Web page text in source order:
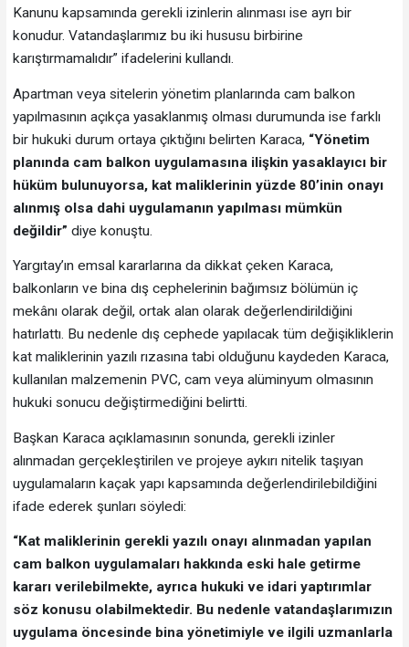
Kanunu kapsamında gerekli izinlerin alınması ise ayrı bir
konudur. Vatandaşlarımız bu iki hususu birbirine
karıştırmamalıdır” ifadelerini kullandı.
Apartman veya sitelerin yönetim planlarında cam balkon
yapılmasının açıkça yasaklanmış olması durumunda ise farklı
bir hukuki durum ortaya çıktığını belirten Karaca, “Yönetim
planında cam balkon uygulamasına ilişkin yasaklayıcı bir
hüküm bulunuyorsa, kat maliklerinin yüzde 80’inin onayı
alınmış olsa dahi uygulamanın yapılması mümkün
değildir” diye konuştu.
Yargıtay’ın emsal kararlarına da dikkat çeken Karaca,
balkonların ve bina dış cephelerinin bağımsız bölümün iç
mekânı olarak değil, ortak alan olarak değerlendirildiğini
hatırlattı. Bu nedenle dış cephede yapılacak tüm değişikliklerin
kat maliklerinin yazılı rızasına tabi olduğunu kaydeden Karaca,
kullanılan malzemenin PVC, cam veya alüminyum olmasının
hukuki sonucu değiştirmediğini belirtti.
Başkan Karaca açıklamasının sonunda, gerekli izinler
alınmadan gerçekleştirilen ve projeye aykırı nitelik taşıyan
uygulamaların kaçak yapı kapsamında değerlendirilebildiğini
ifade ederek şunları söyledi:
“Kat maliklerinin gerekli yazılı onayı alınmadan yapılan
cam balkon uygulamaları hakkında eski hale getirme
kararı verilebilmekte, ayrıca hukuki ve idari yaptırımlar
söz konusu olabilmektedir. Bu nedenle vatandaşlarımızın
uygulama öncesinde bina yönetimiyle ve ilgili uzmanlarla